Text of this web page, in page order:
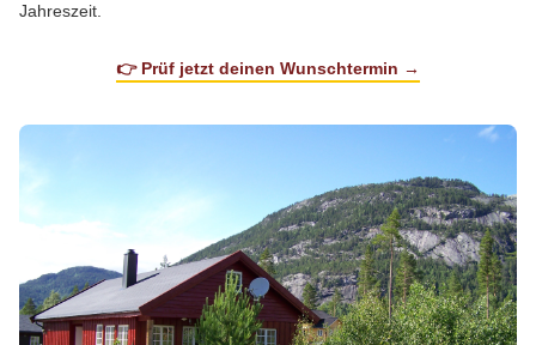
Jahreszeit.
👉 Prüf jetzt deinen Wunschtermin →